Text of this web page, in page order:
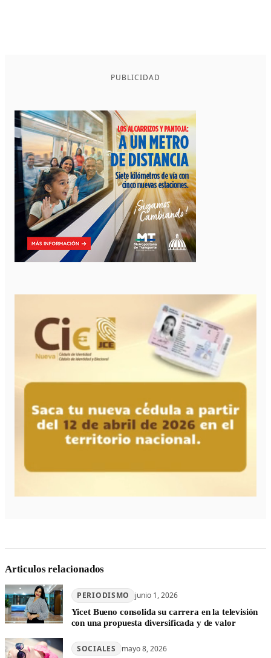
PUBLICIDAD
Articulos relacionados
PERIODISMO junio 1, 2026
Yicet Bueno consolida su carrera en la televisión
con una propuesta diversificada y de valor
SOCIALES mayo 8, 2026